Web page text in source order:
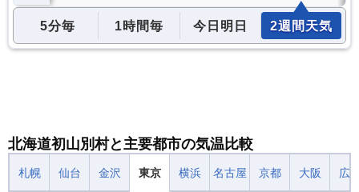
5分毎 1時間毎 今日明日 2週間天気
北海道初山別村と主要都市の気温比較
札幌 仙台 金沢 東京 横浜 名古屋 京都 大阪 広